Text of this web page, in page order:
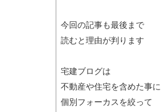
今回の記事も最後まで
読むと理由が判ります
宅建ブログは
不動産や住宅を含めた事に
個別フォーカスを絞って